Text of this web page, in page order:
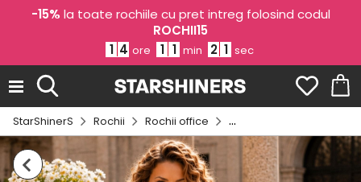
-15% la toate rochiile cu pret intreg folosind codul
ROCHII15
1 4 ore 1 1 min 2 1 sec
StarShinerS Rochii Rochii office Rochii cu imprimeu floral